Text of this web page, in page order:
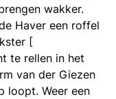
wakker.
Haver een roffel
[
te rellen in het
van der Giezen
loopt. Weer een